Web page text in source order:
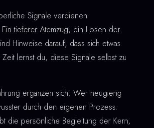
Signale verdienen
Ein tieferer Atemzug, ein Lösen der
Hinweise darauf, dass sich etwas
lernst du, diese Signale selbst zu
ergänzen sich. Wer neugierig
durch den eigenen Prozess.
die persönliche Begleitung der Kern,